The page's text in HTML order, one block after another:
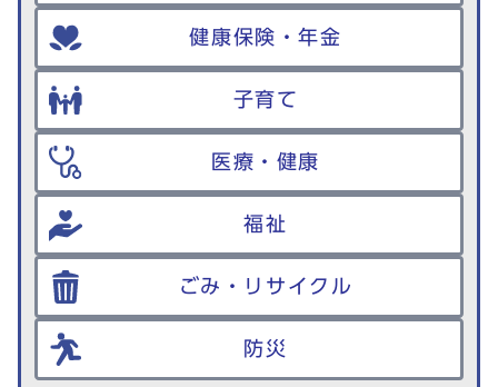
健康保険・年金
子育て
医療・健康
福祉
ごみ・リサイクル
防災